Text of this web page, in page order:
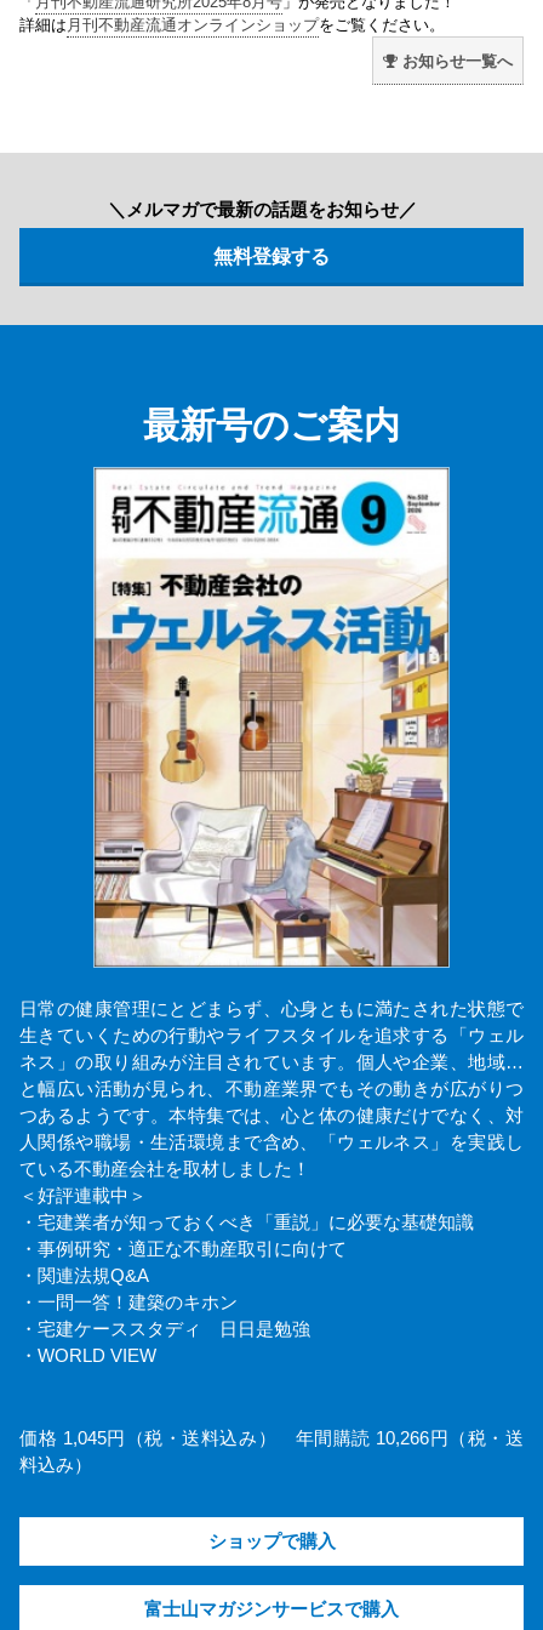
詳細は 月刊不動産流通オンラインショップをご覧ください。
お知らせ一覧へ
＼メルマガで最新の話題をお知らせ／
最新号のご案内
日常の健康管理にとどまらず、心身ともに満たされた状態で
生きていくための行動やライフスタイルを追求する「ウェル
ネス」の取り組みが注目されています。個人や企業、地域…
と幅広い活動が見られ、不動産業界でもその動きが広がりつ
つあるようです。本特集では、心と体の健康だけでなく、対
人関係や職場・生活環境まで含め、「ウェルネス」を実践し
ている不動産会社を取材しました！
＜好評連載中＞
・宅建業者が知っておくべき「重説」に必要な基礎知識
・事例研究・適正な不動産取引に向けて
・関連法規Q&A
・一問一答！建築のキホン
・宅建ケーススタディ 日日是勉強
・WORLD VIEW
価格 1,045円（税・送料込み） 年間購読 10,266円（税・送
料込み）
ショップで購入
富士山マガジンサービスで購入